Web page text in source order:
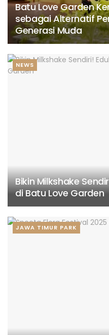
Batu Love Garden
sebagai Alternatif
Generasi Muda
NEWS
Bikin Milkshake
di Batu Love Garden
JAWA TIMUR PARK